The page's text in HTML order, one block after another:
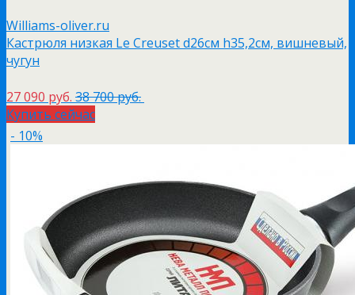
Williams-oliver.ru
Кастрюля низкая Le Creuset d26см h35,2см, вишневый,
чугун
27 090 руб. 38 700 руб.
Купить сейчас
- 10%